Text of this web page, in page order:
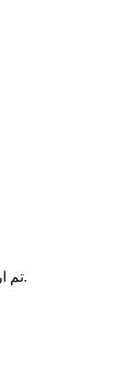
تم ارسال رابط استعادة كلمة المرور الى بريدك بنجاح.